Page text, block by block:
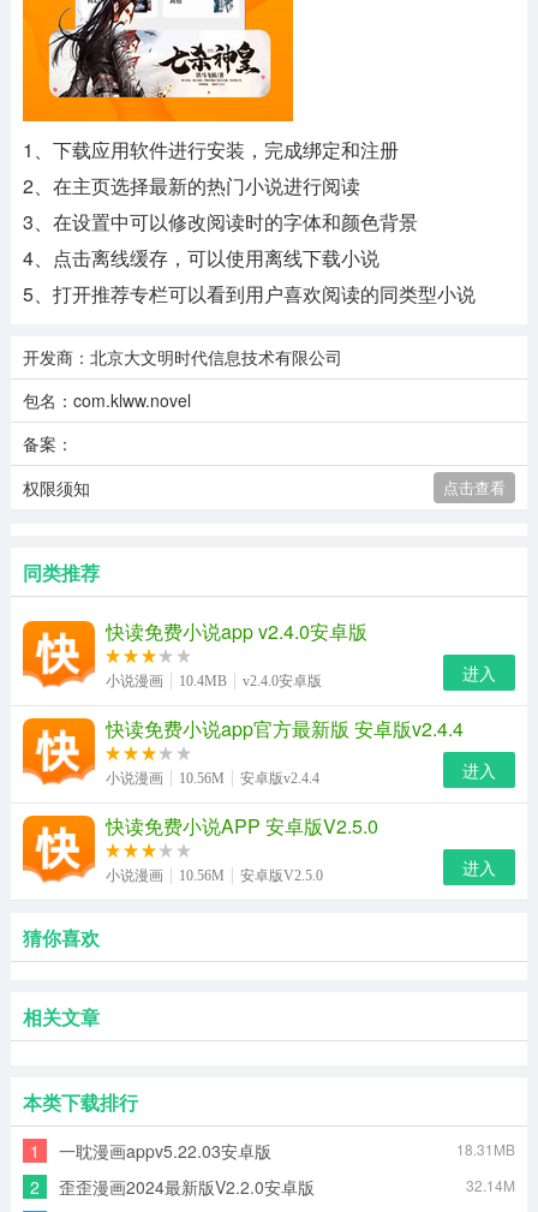
1、下载应用软件进行安装，完成绑定和注册
2、在主页选择最新的热门小说进行阅读
3、在设置中可以修改阅读时的字体和颜色背景
4、点击离线缓存，可以使用离线下载小说
5、打开推荐专栏可以看到用户喜欢阅读的同类型小说
开发商：北京大文明时代信息技术有限公司
包名：com.klww.novel
备案：
权限须知
点击查看
同类推荐
快读免费小说app v2.4.0安卓版
小说漫画 10.4MB v2.4.0安卓版 进入
快读免费小说app官方最新版 安卓版v2.4.4
小说漫画 10.56M 安卓版v2.4.4 进入
快读免费小说APP 安卓版V2.5.0
小说漫画 10.56M 安卓版V2.5.0 进入
猜你喜欢
相关文章
本类下载排行
1 一耽漫画appv5.22.03安卓版 18.31MB
2 歪歪漫画2024最新版V2.2.0安卓版 32.14M